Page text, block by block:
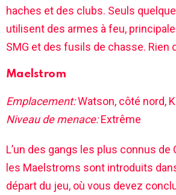
haches et des clubs. Seuls
utilisent des armes à feu,
SMG et des fusils de chasse. Rien
Maelstrom
Emplacement:Watson, côté nord,
Niveau de menace:Extrême
L’un des gangs les plus connus de
les Maelstroms sont introduits
départ du jeu, où vous devez